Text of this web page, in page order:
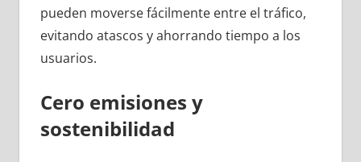
pueden moverse fácilmente entre el tráfico,
evitando atascos y ahorrando tiempo a los
usuarios.
Cero emisiones y
sostenibilidad